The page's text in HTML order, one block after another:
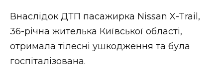
Внаслідок ДТП пасажирка Nissan X-Trail,
36-річна жителька Київської області,
отримала тілесні ушкодження та була
госпіталізована.